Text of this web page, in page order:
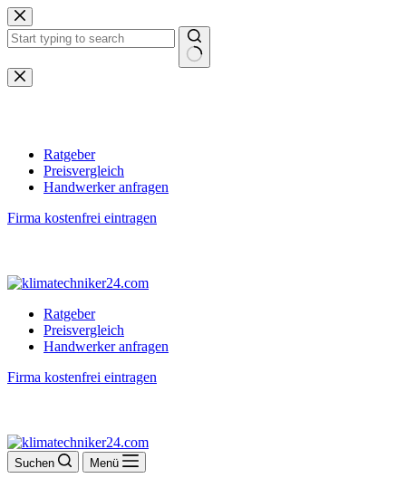
Zum
Inhalt
springen
Keine
Ergebnisse
Ratgeber
Preisvergleich
Handwerker anfragen
Firma kostenfrei eintragen
Ratgeber
Preisvergleich
Handwerker anfragen
Firma kostenfrei eintragen
Suchen Menü